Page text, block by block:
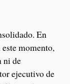
En
momento,
ni de
ejecutivo de